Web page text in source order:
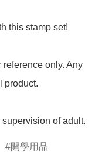
this stamp set!
only. Any
product.
of adult.
開學用品